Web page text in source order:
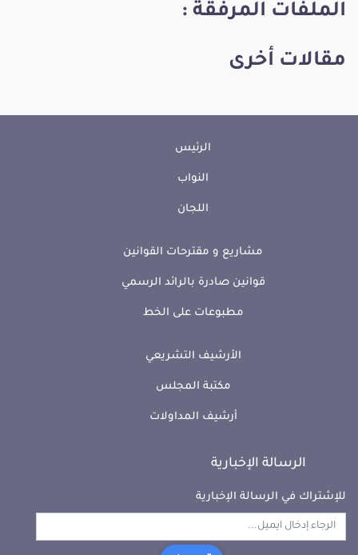
الملفات المرفقة :
مقالات أخرى
الرئيس
النواب
اللجان
مشاريع و مقترحات القوانين
قوانين صادرة بالرائد الرسمي
مطبوعات على الخط
الأرشيف التشريعي
مكتبة المجلس
أرشيف المداولات
الرسالة الإخبارية
للإشتراك في الرسالة الإخبارية